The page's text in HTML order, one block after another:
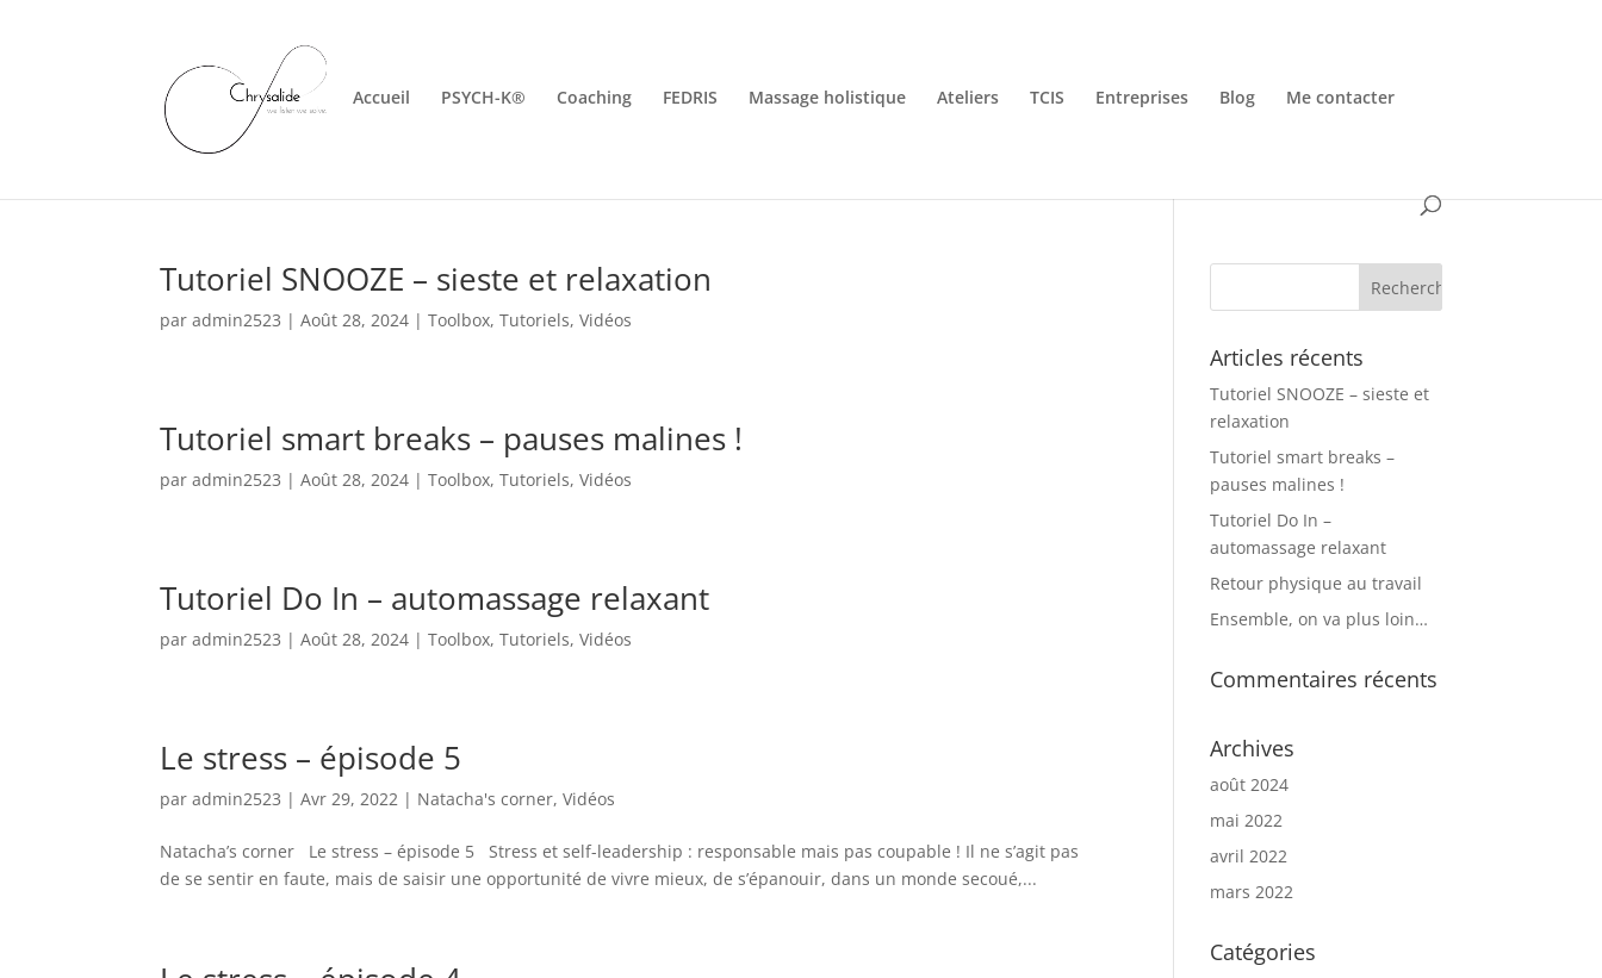
Accueil PSYCH-K® Coaching FEDRIS Massage holistique Ateliers TCIS Entreprises Blog Me contacter
Tutoriel SNOOZE – sieste et relaxation
paradmin2523 |Août 28, 2024 |Toolbox,Tutoriels,Vidéos
Tutoriel smart breaks – pauses malines !
paradmin2523 |Août 28, 2024 |Toolbox,Tutoriels,Vidéos
Tutoriel Do In – automassage relaxant
paradmin2523 |Août 28, 2024 |Toolbox,Tutoriels,Vidéos
Le stress – épisode 5
paradmin2523 |Avr 29, 2022 | Natacha's corner,Vidéos
Natacha’s corner Le stress – épisode 5 Stress et self-leadership : responsable mais pas coupable ! Il ne s’agit pas
de se sentir en faute, mais de saisir une opportunité de vivre mieux, de s’épanouir, dans un monde secoué,...
Articles récents
Tutoriel SNOOZE – sieste et
relaxation
Tutoriel smart breaks –
pauses malines !
Tutoriel Do In –
automassage relaxant
Retour physique au travail
Ensemble, on va plus loin…
Commentaires récents
Archives
août 2024
mai 2022
avril 2022
mars 2022
Catégories